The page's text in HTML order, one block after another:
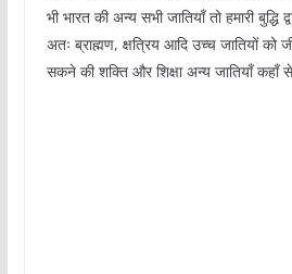
भी भारत की अन्य सभी जातियाँ तो हमारी बुद्धि
अतः ब्राह्मण, क्षत्रिय आदि उच्च जातियों को
सकने की शक्ति और शिक्षा अन्य जातियाँ कहाँ से